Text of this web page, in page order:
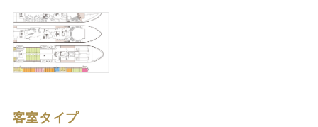
客室タイプ